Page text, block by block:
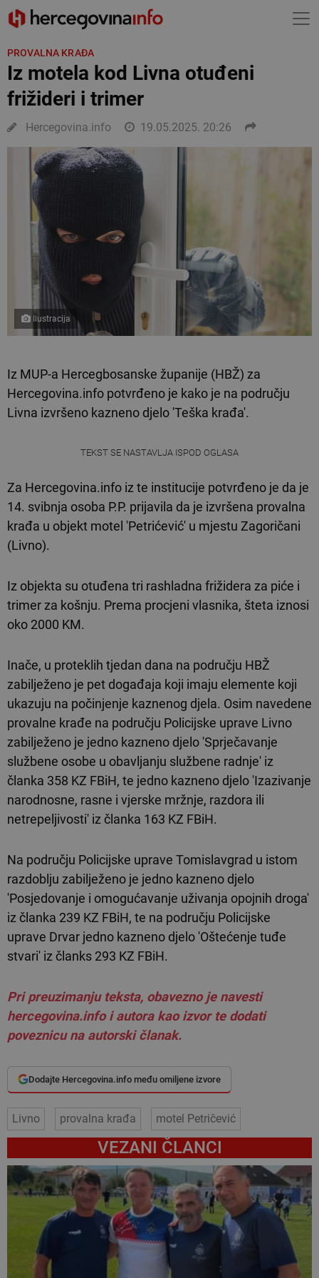
PROVALNA KRAĐA
Iz motela kod Livna otuđeni
frižideri i trimer
Hercegovina.info 19.05.2025. 20:26
Ilustracija
Iz MUP-a Hercegbosanske županije (HBŽ) za
Hercegovina.info potvrđeno je kako je na području
Livna izvršeno kazneno djelo 'Teška krađa'.
TEKST SE NASTAVLJA ISPOD OGLASA
Za Hercegovina.info iz te institucije potvrđeno je da je
14. svibnja osoba P.P. prijavila da je izvršena provalna
krađa u objekt motel 'Petrićević' u mjestu Zagoričani
(Livno).
Iz objekta su otuđena tri rashladna frižidera za piće i
trimer za košnju. Prema procjeni vlasnika, šteta iznosi
oko 2000 KM.
Inače, u proteklih tjedan dana na području HBŽ
zabilježeno je pet događaja koji imaju elemente koji
ukazuju na počinjenje kaznenog djela. Osim navedene
provalne krađe na području Policijske uprave Livno
zabilježeno je jedno kazneno djelo 'Sprječavanje
službene osobe u obavljanju službene radnje' iz
članka 358 KZ FBiH, te jedno kazneno djelo 'Izazivanje
narodnosne, rasne i vjerske mržnje, razdora ili
netrepeljivosti' iz članka 163 KZ FBiH.
Na području Policijske uprave Tomislavgrad u istom
razdoblju zabilježeno je jedno kazneno djelo
'Posjedovanje i omogućavanje uživanja opojnih droga'
iz članka 239 KZ FBiH, te na području Policijske
uprave Drvar jedno kazneno djelo 'Oštećenje tuđe
stvari' iz članks 293 KZ FBiH.
Pri preuzimanju teksta, obavezno je navesti
hercegovina.info i autora kao izvor te dodati
poveznicu na autorski članak.
Dodajte Hercegovina.info među omiljene izvore
Livno provalna krađa motel Petričević
VEZANI ČLANCI